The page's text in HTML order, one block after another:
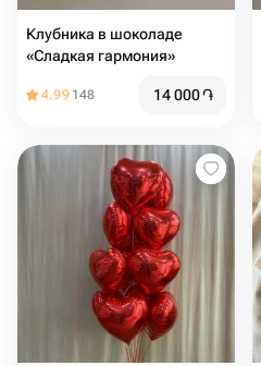
Клубника в шоколаде
«Сладкая гармония»
4.99 148 14 000֏